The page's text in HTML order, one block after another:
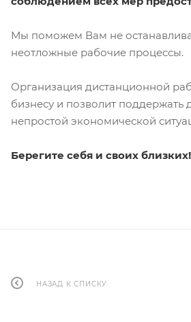
Мы поможем Вам не
неотложные рабочие процессы.
Организация дистанционной
бизнесу и позволит поддержать
непростой экономической
Берегите себя и своих близких!
НАЗАД К СПИСКУ